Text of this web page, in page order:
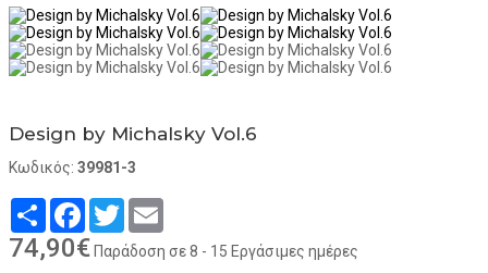
Design by Michalsky Vol.6
Κωδικός: 39981-3
Share Facebook
Twitter
74,90€ Παράδοση σε 8 - 15 Εργάσιμες ημέρες